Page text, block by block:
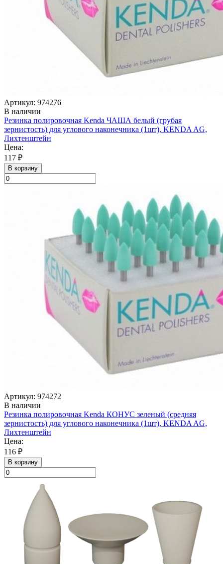
Артикул: 974276
В наличии
Резинка полировочная Kenda ЧАША белый (грубая
зернистость) для углового наконечника (1шт), KENDA AG,
Лихтенштейн
Цена:
117 ₽
В корзину
Артикул: 974272
В наличии
Резинка полировочная Kenda КОНУС зеленый (средняя
зернистость) для углового наконечника (1шт), KENDA AG,
Лихтенштейн
Цена:
116 ₽
В корзину